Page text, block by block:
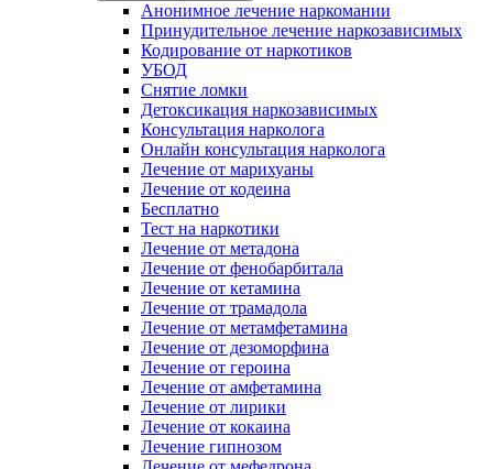
Анонимное лечение наркомании
Принудительное лечение наркозависимых
Кодирование от наркотиков
УБОД
Снятие ломки
Детоксикация наркозависимых
Консультация нарколога
Онлайн консультация нарколога
Лечение от марихуаны
Лечение от кодеина
Бесплатно
Тест на наркотики
Лечение от метадона
Лечение от фенобарбитала
Лечение от кетамина
Лечение от трамадола
Лечение от метамфетамина
Лечение от дезоморфина
Лечение от героина
Лечение от амфетамина
Лечение от лирики
Лечение от кокаина
Лечение гипнозом